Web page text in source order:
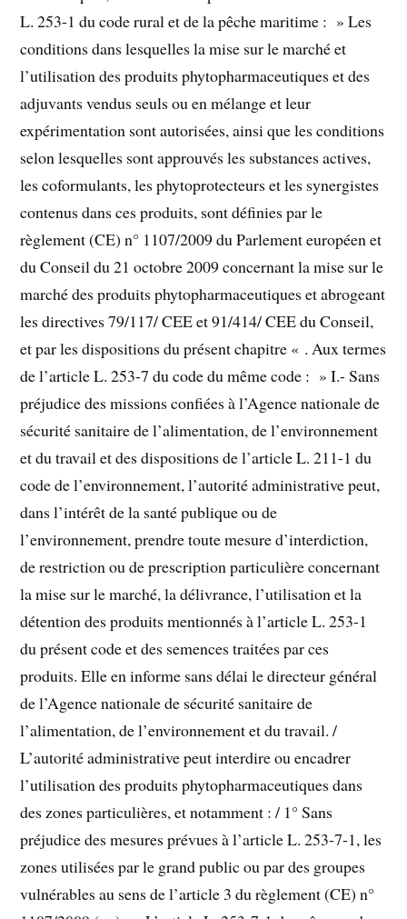
L. 253-1 du code rural et de la pêche maritime : » Les
conditions dans lesquelles la mise sur le marché et
l’utilisation des produits phytopharmaceutiques et des
adjuvants vendus seuls ou en mélange et leur
expérimentation sont autorisées, ainsi que les conditions
selon lesquelles sont approuvés les substances actives,
les coformulants, les phytoprotecteurs et les synergistes
contenus dans ces produits, sont définies par le
règlement (CE) n° 1107/2009 du Parlement européen et
du Conseil du 21 octobre 2009 concernant la mise sur le
marché des produits phytopharmaceutiques et abrogeant
les directives 79/117/ CEE et 91/414/ CEE du Conseil,
et par les dispositions du présent chapitre « . Aux termes
de l’article L. 253-7 du code du même code : » I.- Sans
préjudice des missions confiées à l’Agence nationale de
sécurité sanitaire de l’alimentation, de l’environnement
et du travail et des dispositions de l’article L. 211-1 du
code de l’environnement, l’autorité administrative peut,
dans l’intérêt de la santé publique ou de
l’environnement, prendre toute mesure d’interdiction,
de restriction ou de prescription particulière concernant
la mise sur le marché, la délivrance, l’utilisation et la
détention des produits mentionnés à l’article L. 253-1
du présent code et des semences traitées par ces
produits. Elle en informe sans délai le directeur général
de l’Agence nationale de sécurité sanitaire de
l’alimentation, de l’environnement et du travail. /
L’autorité administrative peut interdire ou encadrer
l’utilisation des produits phytopharmaceutiques dans
des zones particulières, et notamment : / 1° Sans
préjudice des mesures prévues à l’article L. 253-7-1, les
zones utilisées par le grand public ou par des groupes
vulnérables au sens de l’article 3 du règlement (CE) n°